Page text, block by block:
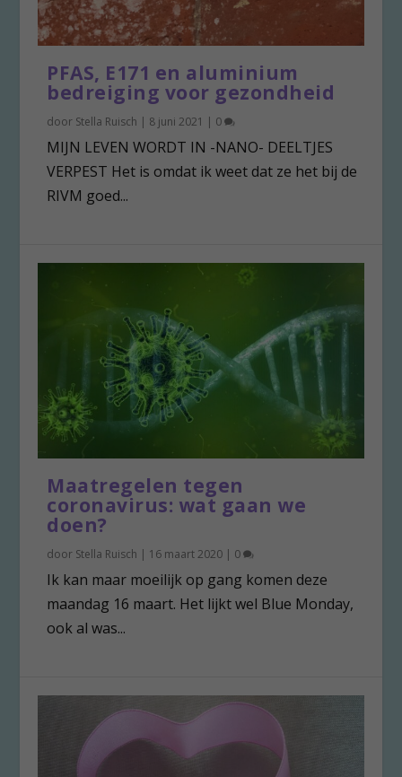
PFAS, E171 en aluminium
bedreiging voor gezondheid
door Stella Ruisch | 8 juni 2021 | 0
MIJN LEVEN WORDT IN -NANO- DEELTJES
VERPEST Het is omdat ik weet dat ze het bij de
RIVM goed...
Maatregelen tegen
coronavirus: wat gaan we
doen?
door Stella Ruisch | 16 maart 2020 | 0
Ik kan maar moeilijk op gang komen deze
maandag 16 maart. Het lijkt wel Blue Monday,
ook al was...